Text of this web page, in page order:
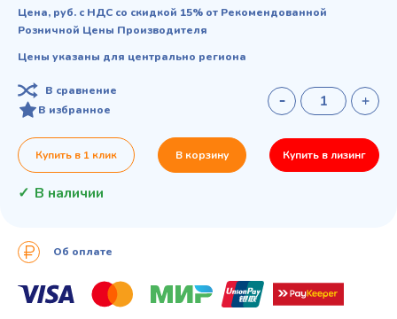
Цена, руб. с НДС со скидкой 15% от Рекомендованной
Розничной Цены Производителя
Цены указаны для центрально региона
В сравнение
В избранное
Купить в 1 клик В корзину Купить в лизинг
В наличии
Об оплате